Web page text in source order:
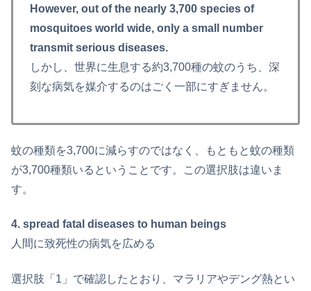
However, out of the nearly 3,700 species of
mosquitoes world wide, only a small number
transmit serious diseases.
しかし、世界に生息する約3,700種の蚊のうち、深
刻な病気を媒介するのはごく一部にすぎません。
蚊の種類を3,700に減らすのではなく、もともと蚊の種類
が3,700種類いるということです。この選択肢は違いま
す。
4. spread fatal diseases to human beings
人間に致死性の病気を広める
選択肢「1」で確認したとおり、マラリアやデング熱とい